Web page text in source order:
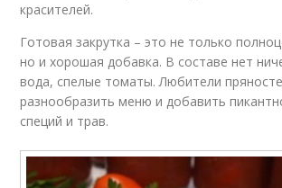
красителей.
Готовая закрутка – это не только
но и хорошая добавка. В составе нет
вода, спелые томаты. Любители
разнообразить меню и добавить
специй и трав.